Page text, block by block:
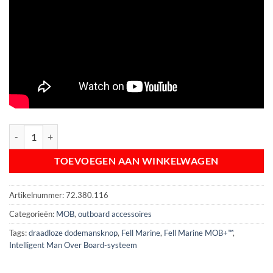
TOEVOEGEN AAN WINKELWAGEN
Artikelnummer:72.380.116
Categorieën: MOB,outboard accessoires
Tags:draadloze dodemansknop, Fell Marine, Fell Marine MOB+™,
Intelligent Man Over Board-systeem